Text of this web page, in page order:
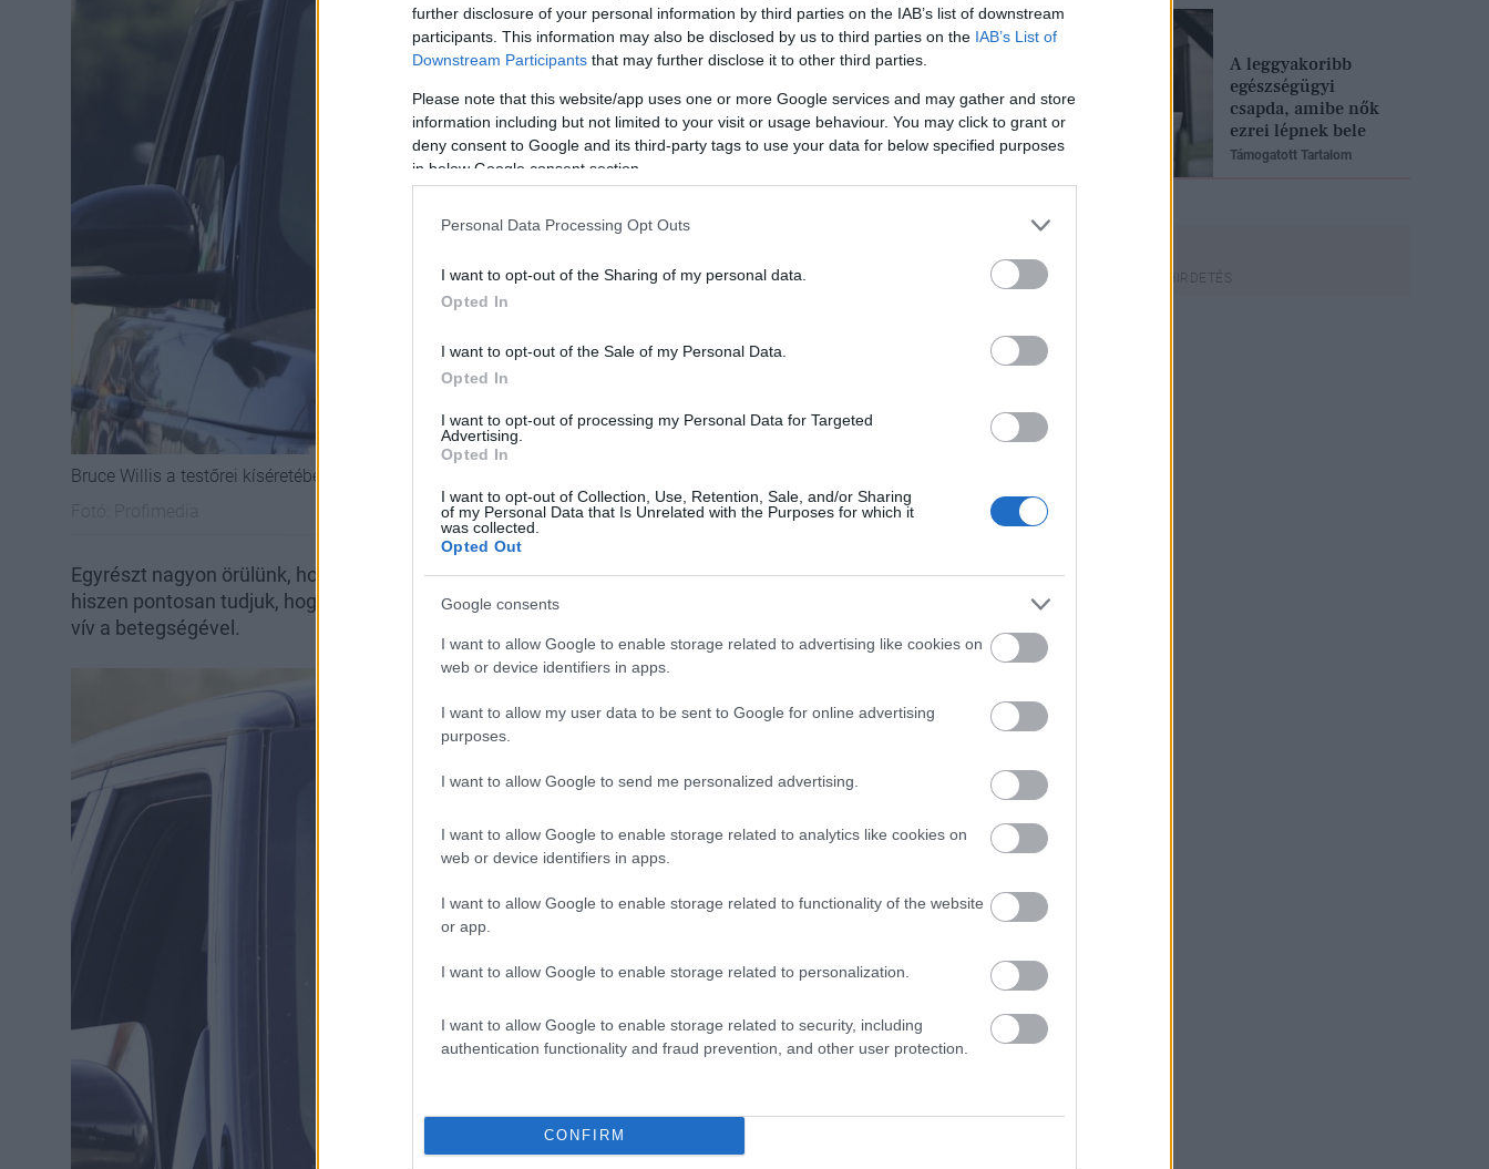
further disclosure of your personal information by third parties on the IAB’s list of downstream
participants. This information may also be disclosed by us to third parties on the IAB’s List of
Downstream Participants that may further disclose it to other third parties.
Please note that this website/app uses one or more Google services and may gather and store
information including but not limited to your visit or usage behaviour. You may click to grant or
deny consent to Google and its third-party tags to use your data for below specified purposes
in below Google consent section.
Personal Data Processing Opt Outs
I want to opt-out of the Sharing of my personal data.
Opted In
I want to opt-out of the Sale of my Personal Data.
Opted In
I want to opt-out of processing my Personal Data for Targeted
Advertising.
Opted In
I want to opt-out of Collection, Use, Retention, Sale, and/or Sharing
of my Personal Data that Is Unrelated with the Purposes for which it
was collected.
Opted Out
Google consents
I want to allow Google to enable storage related to advertising like cookies on
web or device identifiers in apps.
I want to allow my user data to be sent to Google for online advertising
purposes.
I want to allow Google to send me personalized advertising.
I want to allow Google to enable storage related to analytics like cookies on
web or device identifiers in apps.
I want to allow Google to enable storage related to functionality of the website
or app.
I want to allow Google to enable storage related to personalization.
I want to allow Google to enable storage related to security, including
authentication functionality and fraud prevention, and other user protection.
CONFIRM
Bruce Willis a testőrei kíséretében utazott
Egyrészt nagyon örülünk, hogy végre láthatjuk, másrészt viszont összeszorul a szívünk,
hiszen pontosan tudjuk, hogy a képeken egy olyan embert láthatunk, aki kemény csatát
vív a betegségével.
A leggyakoribb
egészségügyi
csapda, amibe nők
ezrei lépnek bele
Támogatott Tartalom